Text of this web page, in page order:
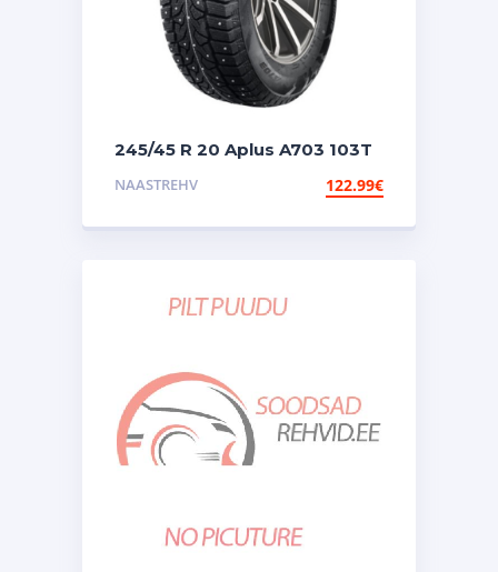
245/45 R 20 Aplus A703 103T
NAASTREHV 122.99€